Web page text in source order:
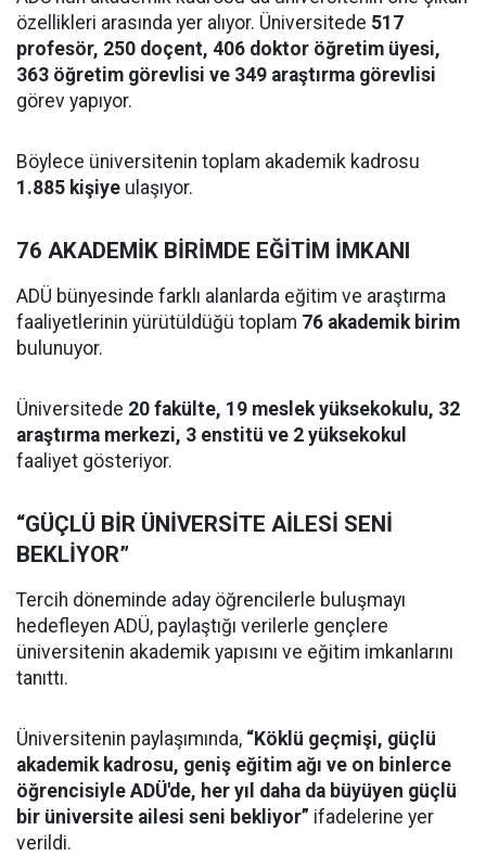
özellikleri arasında yer alıyor. Üniversitede 517
profesör, 250 doçent, 406 doktor öğretim üyesi,
363 öğretim görevlisi ve 349 araştırma görevlisi
görev yapıyor.
Böylece üniversitenin toplam akademik kadrosu
1.885 kişiye ulaşıyor.
76 AKADEMİK BİRİMDE EĞİTİM İMKANI
ADÜ bünyesinde farklı alanlarda eğitim ve araştırma
faaliyetlerinin yürütüldüğü toplam 76 akademik birim
bulunuyor.
Üniversitede 20 fakülte, 19 meslek yüksekokulu, 32
araştırma merkezi, 3 enstitü ve 2 yüksekokul
faaliyet gösteriyor.
“GÜÇLÜ BİR ÜNİVERSİTE AİLESİ SENİ
BEKLİYOR”
Tercih döneminde aday öğrencilerle buluşmayı
hedefleyen ADÜ, paylaştığı verilerle gençlere
üniversitenin akademik yapısını ve eğitim imkanlarını
tanıttı.
Üniversitenin paylaşımında, “Köklü geçmişi, güçlü
akademik kadrosu, geniş eğitim ağı ve on binlerce
öğrencisiyle ADÜ'de, her yıl daha da büyüyen güçlü
bir üniversite ailesi seni bekliyor” ifadelerine yer
verildi.